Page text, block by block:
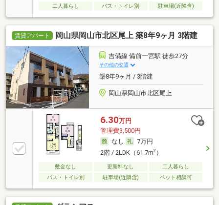
二人暮らし
バス・トイレ別 駐車場(近隣含)
賃貸アパート 岡山県岡山市北区尾上 築8年9ヶ月 3階建
吉備線 備前一宮駅 徒歩27分
その他の交通
築8年9ヶ月 / 3階建
岡山県岡山市北区尾上
6.30万円
管理費3,500円
なし
7万円
2階 / 2LDK（61.7m2）
敷金なし 更新料なし
二人暮らし
バス・トイレ別
駐車場(近隣含) ペット相談可